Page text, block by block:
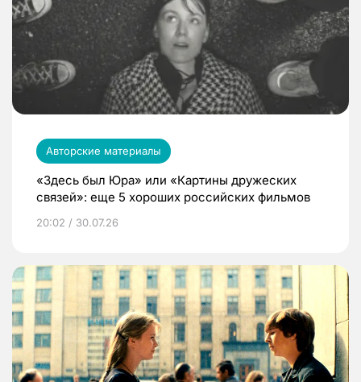
Авторские материалы
«Здесь был Юра» или «Картины дружеских
связей»: еще 5 хороших российских фильмов
20:02 / 30.07.26